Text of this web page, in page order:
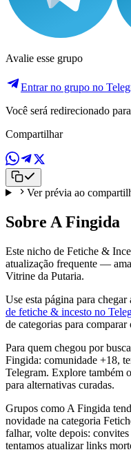
Avalie esse grupo
Entrar no grupo no
Você será redirecionado
Compartilhar
Ver prévia ao
Sobre A Fingida
Este nicho de Fetiche &
atualização frequente —
Vitrine da Putaria.
Use esta página para chegar
de fetiche & incesto no
de categorias para comparar
Para quem chegou por
Fingida: comunidade +18,
Telegram. Explore também
para alternativas curadas.
Grupos como A Fingida
novidade na categoria
falhar, volte depois:
tentamos atualizar links